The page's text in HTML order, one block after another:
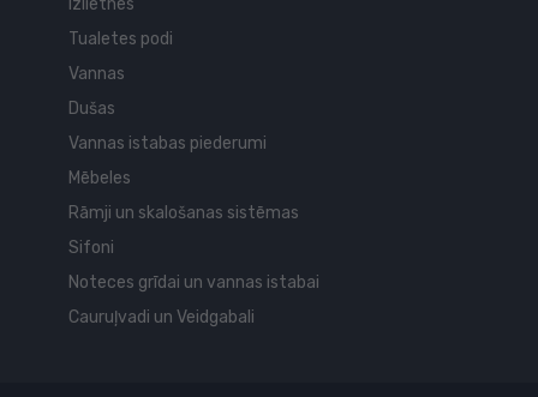
Izlietnes
Tualetes podi
Vannas
Dušas
Vannas istabas piederumi
Mēbeles
Rāmji un skalošanas sistēmas
Sifoni
Noteces grīdai un vannas istabai
Cauruļvadi un Veidgabali